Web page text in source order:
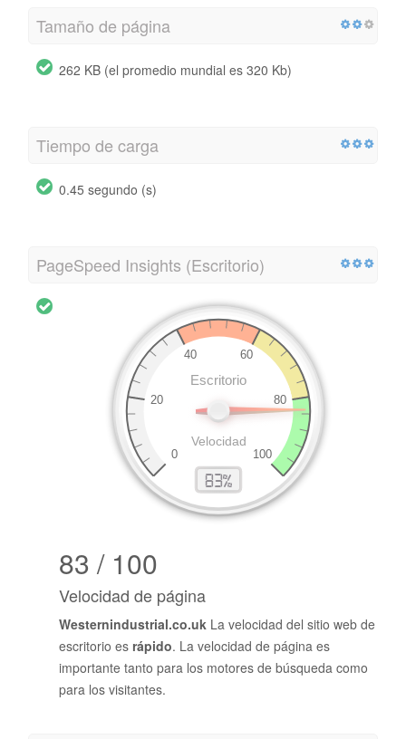
Tamaño de página
262 KB (el promedio mundial es 320 Kb)
Tiempo de carga
0.45 segundo (s)
PageSpeed ​​Insights (Escritorio)
83 / 100
Velocidad de página
Westernindustrial.co.uk La velocidad del sitio web de
escritorio es rápido. La velocidad de página es
importante tanto para los motores de búsqueda como
para los visitantes.